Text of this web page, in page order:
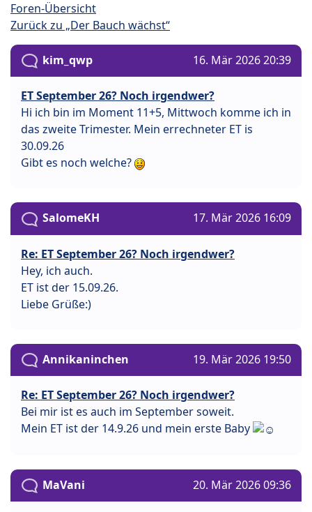
Foren-Übersicht
Zurück zu „Der Bauch wächst“
kim_qwp 16. Mär 2026 20:39
ET September 26? Noch irgendwer?
Hi ich bin im Moment 11+5, Mittwoch komme ich in
das zweite Trimester. Mein errechneter ET is
30.09.26
Gibt es noch welche?
SalomeKH 17. Mär 2026 16:09
Re: ET September 26? Noch irgendwer?
Hey, ich auch.
ET ist der 15.09.26.
Liebe Grüße:)
Annikaninchen 19. Mär 2026 19:50
Re: ET September 26? Noch irgendwer?
Bei mir ist es auch im September soweit.
Mein ET ist der 14.9.26 und mein erste Baby
MaVani 20. Mär 2026 09:36